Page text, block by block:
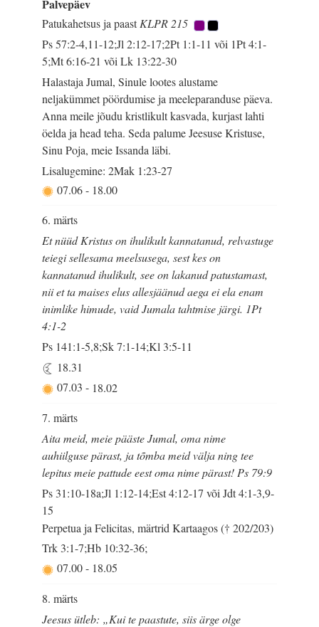
Palvepäev
Patukahetsus ja paastKLPR 215
Ps 57:2-4,11-12;Jl 2:12-17;2Pt 1:1-11 või 1Pt 4:1-
5;Mt 6:16-21 või Lk 13:22-30
Halastaja Jumal, Sinule lootes alustame
neljakümmet pöördumise ja meeleparanduse päeva.
Anna meile jõudu kristlikult kasvada, kurjast lahti
öelda ja head teha. Seda palume Jeesuse Kristuse,
Sinu Poja, meie Issanda läbi.
Lisalugemine: 2Mak 1:23-27
07.06- 18.00
6. märts
Et nüüd Kristus on ihulikult kannatanud, relvastuge
teiegi sellesama meelsusega, sest kes on
kannatanud ihulikult, see on lakanud patustamast,
nii et ta maises elus allesjäänud aega ei ela enam
inimlike himude, vaid Jumala tahtmise järgi. 1Pt
4:1-2
Ps 141:1-5,8;Sk 7:1-14;Kl 3:5-11
18.31
07.03- 18.02
7. märts
Aita meid, meie pääste Jumal, oma nime
auhiilguse pärast, ja tõmba meid välja ning tee
lepitus meie pattude eest oma nime pärast! Ps 79:9
Ps 31:10-18a;Jl 1:12-14;Est 4:12-17 või Jdt 4:1-3,9-
15
Perpetua ja Felicitas, märtrid Kartaagos († 202/203)
Trk 3:1-7;Hb 10:32-36;
07.00- 18.05
8. märts
Jeesus ütleb: „Kui te paastute, siis ärge olge